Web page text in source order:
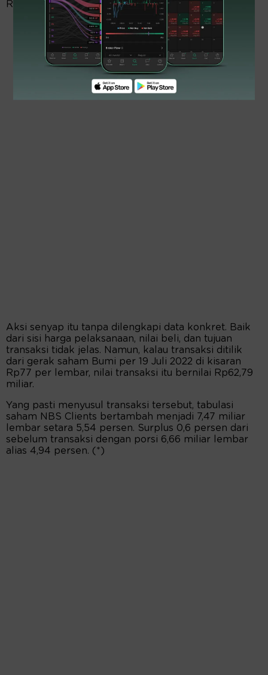
Resources sangat seksi.
Aksi senyap itu tanpa dilengkapi data konkret. Baik
dari sisi harga pelaksanaan, nilai beli, dan tujuan
transaksi tidak jelas. Namun, kalau transaksi ditilik
dari gerak saham Bumi per 19 Juli 2022 di kisaran
Rp77 per lembar, nilai transaksi itu bernilai Rp62,79
miliar.
Yang pasti menyusul transaksi tersebut, tabulasi
saham NBS Clients bertambah menjadi 7,47 miliar
lembar setara 5,54 persen. Surplus 0,6 persen dari
sebelum transaksi dengan porsi 6,66 miliar lembar
alias 4,94 persen. (*)